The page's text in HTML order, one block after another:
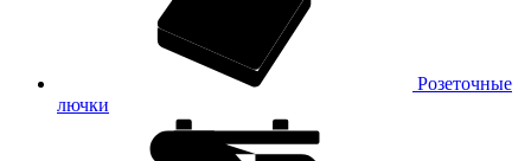
Розеточные
лючки